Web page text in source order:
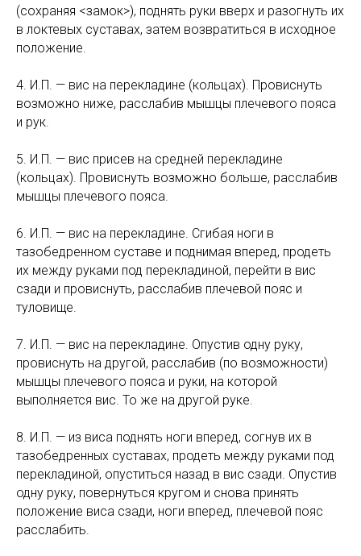
(сохраняя <замок>), поднять руки вверх и разогнуть их
в локтевых суставах, затем возвратиться в исходное
положение.
4. И.П. — вис на перекладине (кольцах). Провиснуть
возможно ниже, расслабив мышцы плечевого пояса
и рук.
5. И.П. — вис присев на средней перекладине
(кольцах). Провиснуть возможно больше, расслабив
мышцы плечевого пояса.
6. И.П. — вис на перекладине. Сгибая ноги в
тазобедренном суставе и поднимая вперед, продеть
их между руками под перекладиной, перейти в вис
сзади и провиснуть, расслабив плечевой пояс и
туловище.
7. И.П. — вис на перекладине. Опустив одну руку,
провиснуть на другой, расслабив (по возможности)
мышцы плечевого пояса и руки, на которой
выполняется вис. То же на другой руке.
8. И.П. — из виса поднять ноги вперед, согнув их в
тазобедренных суставах, продеть между руками под
перекладиной, опуститься назад в вис сзади. Опустив
одну руку, повернуться кругом и снова принять
положение виса сзади, ноги вперед, плечевой пояс
расслабить.